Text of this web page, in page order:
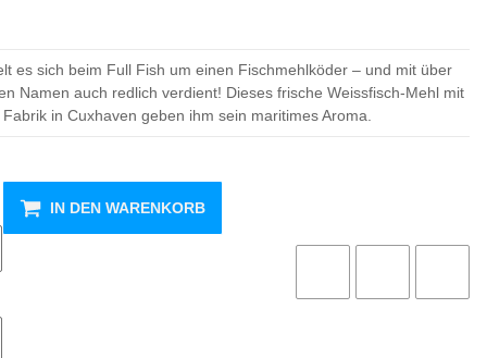
es sich beim Full Fish um einen Fischmehlköder – und mit über
Namen auch redlich verdient! Dieses frische Weissfisch-Mehl mit
in Cuxhaven geben ihm sein maritimes Aroma.
IN DEN WARENKORB